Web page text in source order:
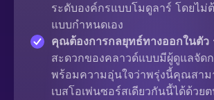
ระดับองค์กรแบบโมดูลาร์ โดยไ
แบบกำหนดเอง
คุณต้องการกลยุทธ์ทางออกในตัว
สะดวกของคลาวด์แบบมีผู้ดูแลจัด
พร้อมความอุ่นใจว่าพรุ่งนี้คุณสาม
เบสโอเพ่นซอร์สเดียวกันนี้ได้ด้วยต